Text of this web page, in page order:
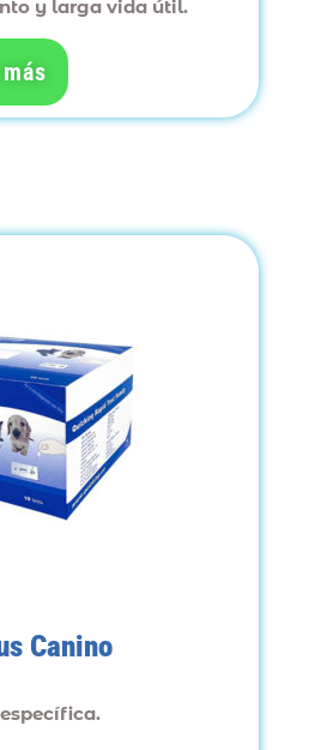
y larga vida útil.
Canino